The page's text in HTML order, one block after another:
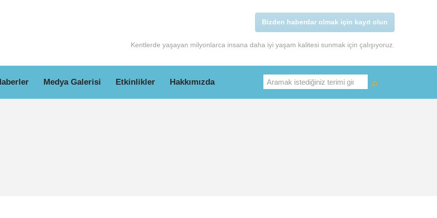
Kentlerde yaşayan milyonlarca insana daha iyi yaşam kalitesi sunmak için çalışıyoruz.
Bizden haberdar olmak için kayıt olun
Medya Galerisi Etkinlikler Hakkımızda Ara